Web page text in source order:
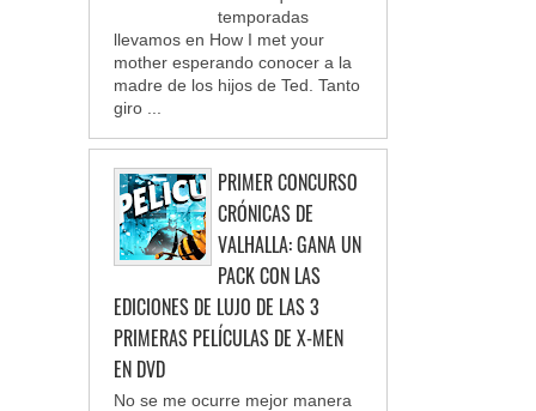
temporadas
llevamos en How I met your
mother esperando conocer a la
madre de los hijos de Ted. Tanto
giro ...
PRIMER CONCURSO
CRÓNICAS DE
VALHALLA: GANA UN
PACK CON LAS
EDICIONES DE LUJO DE LAS 3
PRIMERAS PELÍCULAS DE X-MEN
EN DVD
No se me ocurre mejor manera